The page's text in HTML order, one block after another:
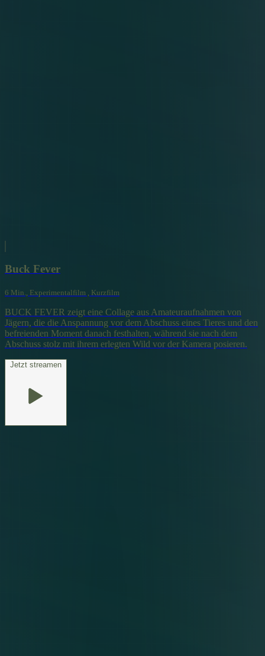
Buck Fever
6 Min., Experimentalfilm , Kurzfilm
BUCK FEVER zeigt eine Collage aus Amateuraufnahmen von
Jägern, die die Anspannung vor dem Abschuss eines Tieres und den
befreienden Moment danach festhalten, während sie nach dem
Abschuss stolz mit ihrem erlegten Wild vor der Kamera posieren.
Jetzt streamen